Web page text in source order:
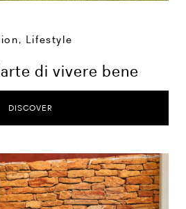
, Lifestyle
di vivere bene
DISCOVER